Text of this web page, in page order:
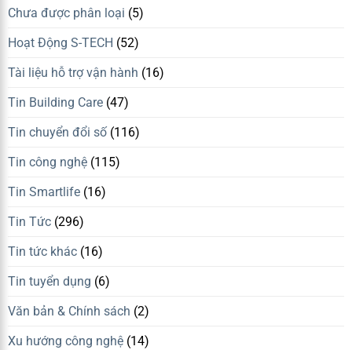
Chưa được phân loại (5)
Hoạt Động S-TECH (52)
Tài liệu hỗ trợ vận hành (16)
Tin Building Care (47)
Tin chuyển đổi số (116)
Tin công nghệ (115)
Tin Smartlife (16)
Tin Tức (296)
Tin tức khác (16)
Tin tuyển dụng (6)
Văn bản & Chính sách (2)
Xu hướng công nghệ (14)